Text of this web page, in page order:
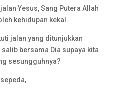
Yesus, Sang Putera Allah
kehidupan kekal.
jalan yang ditunjukkan
bersama Dia supaya kita
sesungguhnya?